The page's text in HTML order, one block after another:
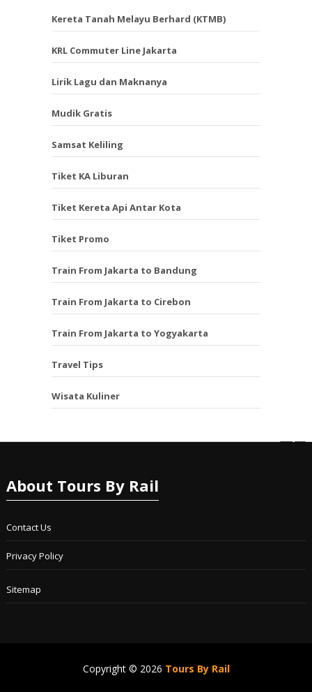
Kereta Tanah Melayu Berhard (KTMB)
KRL Commuter Line Jakarta
Lirik Lagu dan Maknanya
Mudik Gratis
Samsat Keliling
Tiket KA Liburan
Tiket Kereta Api Antar Kota
Tiket Promo
Train From Jakarta to Bandung
Train From Jakarta to Cirebon
Train From Jakarta to Yogyakarta
Travel Tips
Wisata Kuliner
About Tours By Rail
Contact Us
Privacy Policy
Sitemap
Copyright © 2026 Tours By Rail